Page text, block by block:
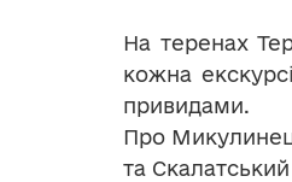
На теренах
кожна
привидами.
Про
та